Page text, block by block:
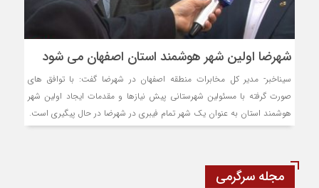
شهرضا اولین شهر هوشمند استان اصفهان می شود
سیناخبر- مدیر کل مخابرات منطقه اصفهان در شهرضا گفت: با توافق های
صورت گرفته با مسئولین شهرستانی پیش نیازها و مقدمات ایجاد اولین شهر
هوشمند استان به عنوان یک شهر تمام فیبری در شهرضا در حال پیگیری است.
مجله سرگرمی